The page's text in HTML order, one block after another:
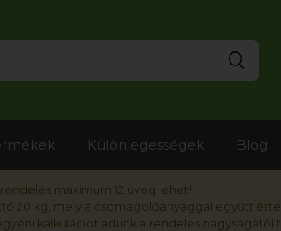
maximum 12 üveg lehet!
20 kg, mely a csomagolóanyaggal együtt
kalkulációt adunk a rendelés nagyságától
Különlegességek Blog